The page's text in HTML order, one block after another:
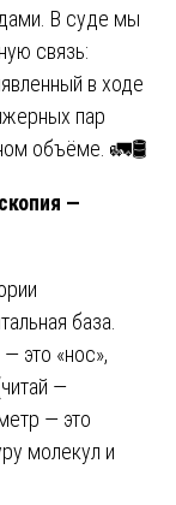
В суде мы
связь:
в ходе
пар
объёме. 🚛🛢️
—
база.
это «нос»,
—
— это
молекул и